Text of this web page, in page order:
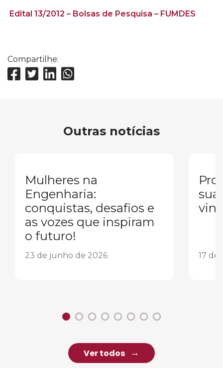
Edital 13/2012 – Bolsas de Pesquisa – FUMDES
Compartilhe:
Outras notícias
Mulheres na
Engenharia:
conquistas, desafios e
as vozes que inspiram
o futuro!
23 de junho de 2026
sua
17 de
Ver todos